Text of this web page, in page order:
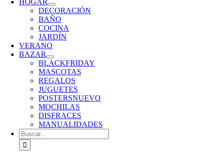
HOGAR
DECORACIÓN
BAÑO
COCINA
JARDÍN
VERANO
BAZAR
BLACKFRIDAY
MASCOTAS
REGALOS
JUGUETES
POSTERSNUEVO
MOCHILAS
DISFRACES
MANUALIDADES
Buscar: